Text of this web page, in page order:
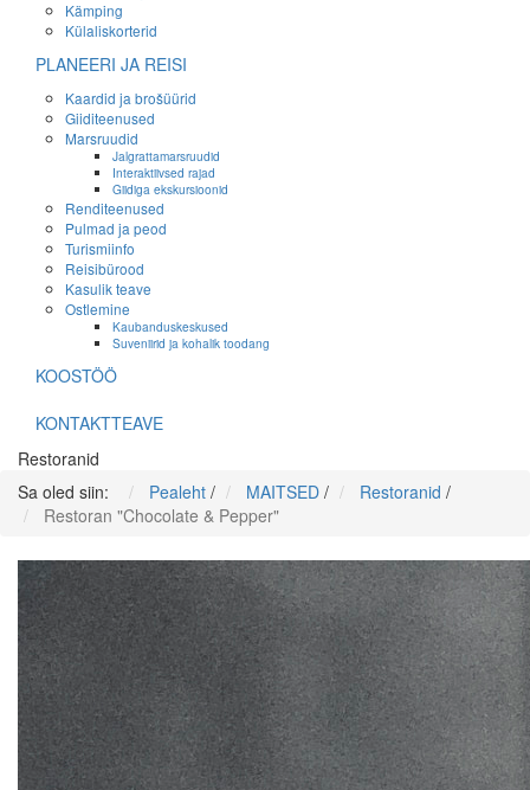
Kämping
Külaliskorterid
PLANEERI JA REISI
Kaardid ja brošüürid
Giiditeenused
Marsruudid
Jalgrattamarsruudid
Interaktiivsed rajad
Giidiga ekskursioonid
Renditeenused
Pulmad ja peod
Turismiinfo
Reisibürood
Kasulik teave
Ostlemine
Kaubanduskeskused
Suveniirid ja kohalik toodang
KOOSTÖÖ
KONTAKTTEAVE
Restoranid
Sa oled siin:
Pealeht / MAITSED / Restoranid /
Restoran "Chocolate & Pepper"